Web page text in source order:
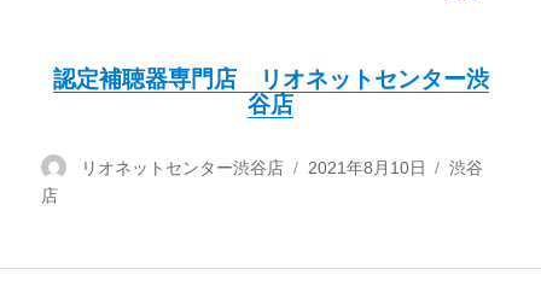
認定補聴器専門店 リオネットセンター渋
谷店
投
リオネットセンター渋谷店
投
2021年8月10日
カ
渋谷
店